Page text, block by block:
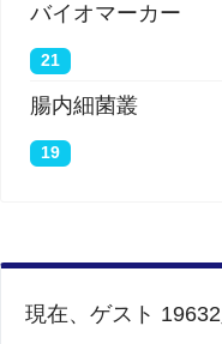
バイオマーカー
21
腸内細菌叢
19
現在、ゲスト